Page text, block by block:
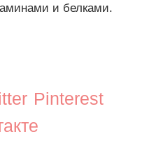
и белками.
Pinterest